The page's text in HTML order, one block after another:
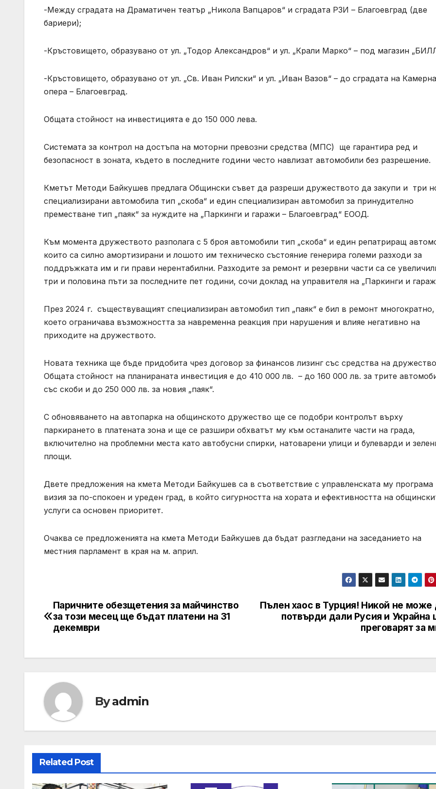
-Между сградата на Драматичен театър „Никола Вапцаров“ и сградата РЗИ – Благоевград (две
бариери);
-Кръстовището, образувано от ул. „Тодор Александров“ и ул. „Крали Марко“ – под магазин
-Кръстовището, образувано от ул. „Св. Иван Рилски“ и ул. „Иван Вазов“ – до сградата на Камерна
опера – Благоевград.
Общата стойност на инвестицията е до 150 000 лева.
Системата за контрол на достъпа на моторни превозни средства (МПС) ще гарантира ред и
безопасност в зоната, където в последните години често навлизат автомобили без разрешение.
Кметът Методи Байкушев предлага Общински съвет да разреши дружеството да закупи и три
специализирани автомобила тип „скоба“ и един специализиран автомобил за принудително
преместване тип „паяк“ за нуждите на „Паркинги и гаражи – Благоевград“ ЕООД.
Към момента дружеството разполага с 5 броя автомобили тип „скоба“ и един репатриращ
които са силно амортизирани и лошото им техническо състояние генерира големи разходи за
поддръжката им и ги прави нерентабилни. Разходите за ремонт и резервни части са се
три и половина пъти за последните пет години, сочи доклад на управителя на „Паркинги и
През 2024 г. съществуващият специализиран автомобил тип „паяк“ е бил в ремонт многократно,
което ограничава възможността за навременна реакция при нарушения и влияе негативно на
приходите на дружеството.
Новата техника ще бъде придобита чрез договор за финансов лизинг със средства на
Общата стойност на планираната инвестиция е до 410 000 лв. – до 160 000 лв. за трите
със скоби и до 250 000 лв. за новия „паяк“.
С обновяването на автопарка на общинското дружество ще се подобри контролът върху
паркирането в платената зона и ще се разшири обхватът му към останалите части на града,
включително на проблемни места като автобусни спирки, натоварени улици и булеварди и
площи.
Двете предложения на кмета Методи Байкушев са в съответствие с управленската му програма
визия за по-спокоен и уреден град, в който сигурността на хората и ефективността на
услуги са основен приоритет.
Очаква се предложенията на кмета Методи Байкушев да бъдат разгледани на заседанието на
местния парламент в края на м. април.
Post
navigation
Пълен хаос в Турция! Никой не може
потвърди дали Русия и Украйна
преговарят за
Паричните обезщетения за майчинство
за този месец ще бъдат платени на 31
декември
Byadmin
Related Post